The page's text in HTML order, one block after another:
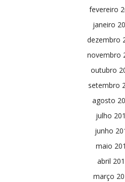
fevereiro
janeiro
dezembro
novembro
outubro
setembro
agosto
julho
junho
maio
abril
março